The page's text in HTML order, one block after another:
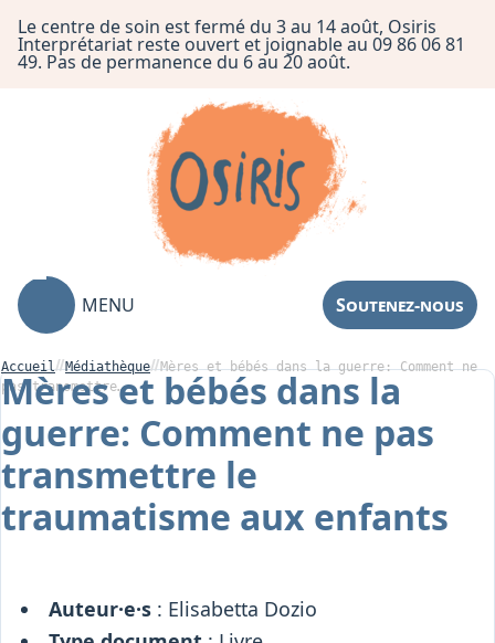
Le centre de soin est fermé du 3 au 14 août, Osiris
Interprétariat reste ouvert et joignable au 09 86 06 81
49. Pas de permanence du 6 au 20 août.
MENU Soutenez-nous
Association
Centre de Soin
Osiris
Interprétariat
Accueil Médiathèque
Mères et bébés dans la guerre: Comment ne
pas transmettre…
Mères et bébés dans la
guerre: Comment ne pas
transmettre le
traumatisme aux enfants
Auteur·e·s: Elisabetta Dozio